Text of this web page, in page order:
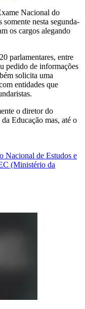
Nacional do
nesta segunda-
os cargos alegando
parlamentares, entre
pedido de informações
solicita uma
entidades que
o diretor do
Educação mas, até o
Nacional de Estudos e
(Ministério da